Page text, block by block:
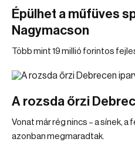
Épülhet a műfüves
Nagymacson
Több mint 19 millió forintos
A rozsda őrzi
Vonat már rég nincs – a sínek,
azonban megmaradtak.